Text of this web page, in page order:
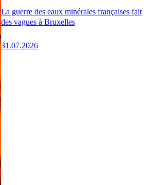
La guerre des eaux minérales françaises fait
des vagues à Bruxelles
31.07.2026